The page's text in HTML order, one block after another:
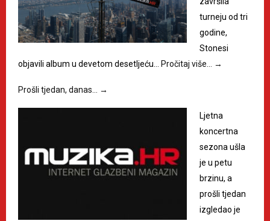
turneju od tri
godine,
Stonesi
objavili album u devetom desetljeću…
Pročitaj više… →
Prošli tjedan, danas… →
Ljetna
koncertna
sezona ušla
je u petu
brzinu, a
prošli tjedan
izgledao je